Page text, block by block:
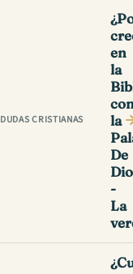
DUDAS CRISTIANAS
en
la
la
De
-
La